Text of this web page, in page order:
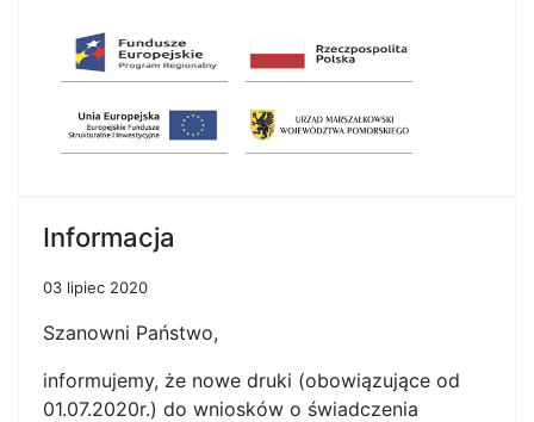
Informacja
03 lipiec 2020
Szanowni Państwo,
informujemy, że nowe druki (obowiązujące od
01.07.2020r.) do wniosków o świadczenia